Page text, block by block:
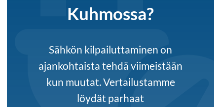
Kuhmossa?
Sähkön kilpailuttaminen on
ajankohtaista tehdä viimeistään
kun muutat. Vertailustamme
löydät parhaat